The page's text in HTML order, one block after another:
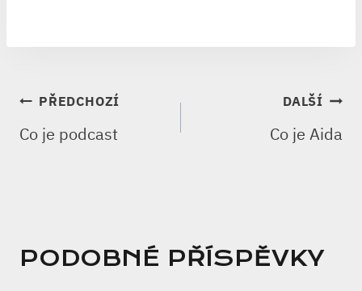
NAVIGACE
PRO
PŘEDCHOZÍ
Co je podcast
DALŠÍ
Co je Aida
PODOBNÉ PŘÍSPĚVKY